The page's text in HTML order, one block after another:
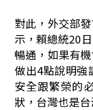
對此，外交部
示，賴總統20
暢通，如果有
做出4點說明強
安全跟繁榮的
狀，台灣也是